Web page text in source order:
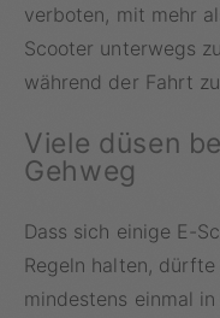
verboten, mit mehr
Scooter unterwegs
während der Fahrt
Viele düsen
Gehweg
Dass sich einige E-
Regeln halten,
mindestens einmal